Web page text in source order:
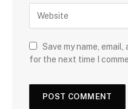
Save my name,
for the next time I